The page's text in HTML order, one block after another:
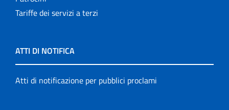
Tariffe dei servizi a terzi
ATTI DI NOTIFICA
Atti di notificazione per pubblici proclami